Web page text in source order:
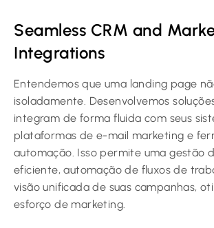
Seamless CRM and
Integrations
Entendemos que uma landing page
isoladamente. Desenvolvemos
integram de forma fluida com seus
plataformas de e-mail marketing e
automação. Isso permite uma gestão
eficiente, automação de fluxos de
visão unificada de suas campanhas,
esforço de marketing.